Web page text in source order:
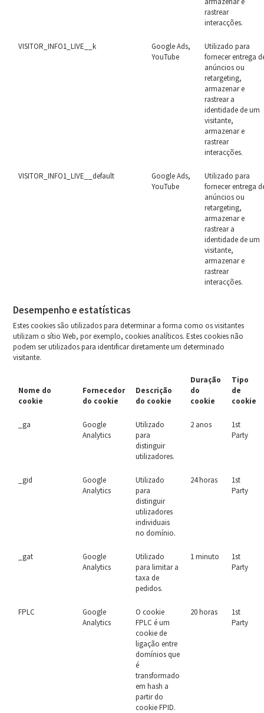
rastrear
interacções.
VISITOR_INFO1_LIVE__k
Google Ads,
YouTube
Utilizado para
fornecer entrega
anúncios ou
retargeting,
armazenar e
rastrear a
identidade de um
visitante,
armazenar e
rastrear
interacções.
VISITOR_INFO1_LIVE__default
Google Ads,
YouTube
Utilizado para
fornecer entrega
anúncios ou
retargeting,
armazenar e
rastrear a
identidade de um
visitante,
armazenar e
rastrear
interacções.
Desempenho e estatísticas
Estes cookies são utilizados para determinar a forma como os visitantes
utilizam o sítio Web, por exemplo, cookies analíticos. Estes cookies não
podem ser utilizados para identificar diretamente um determinado
visitante.
Nome do
cookie
Fornecedor
do cookie
Descrição
do cookie
Duração
do
cookie
Tipo
de
cookie
_ga
Google
Analytics
Utilizado
para
distinguir
utilizadores.
2 anos
1st
Party
_gid
Google
Analytics
Utilizado
para
distinguir
utilizadores
individuais
no domínio.
24 horas
1st
Party
_gat
Google
Analytics
Utilizado
para limitar a
taxa de
pedidos.
1 minuto
1st
Party
FPLC
Google
Analytics
O cookie
FPLC é um
cookie de
ligação entre
domínios que
é
transformado
em hash a
partir do
cookie FPID.
20 horas
1st
Party